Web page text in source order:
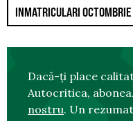
INMATRICULARI OCTOMBRIE
Dacă-ți place
Autocritica,
nostru. Un